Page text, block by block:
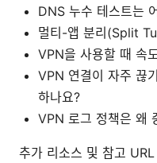
DNS 누수 테스트는
멀티-앱 분리(Split
VPN을 사용할 때 속
VPN 연결이 자주 끊
하나요?
VPN 로그 정책은 왜
추가 리소스 및 참고